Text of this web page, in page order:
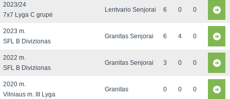
2023/24
7x7 Lyga C grupė
Lentvario Senjorai 6 0 0
2023 m.
SFL B Divizionas
Granitas Senjorai 6 4 0
2022 m.
SFL B Divizionas
Granitas Senjorai 3 0 0
2020 m.
Vilniaus m. III Lyga
Granitas 0 0 0